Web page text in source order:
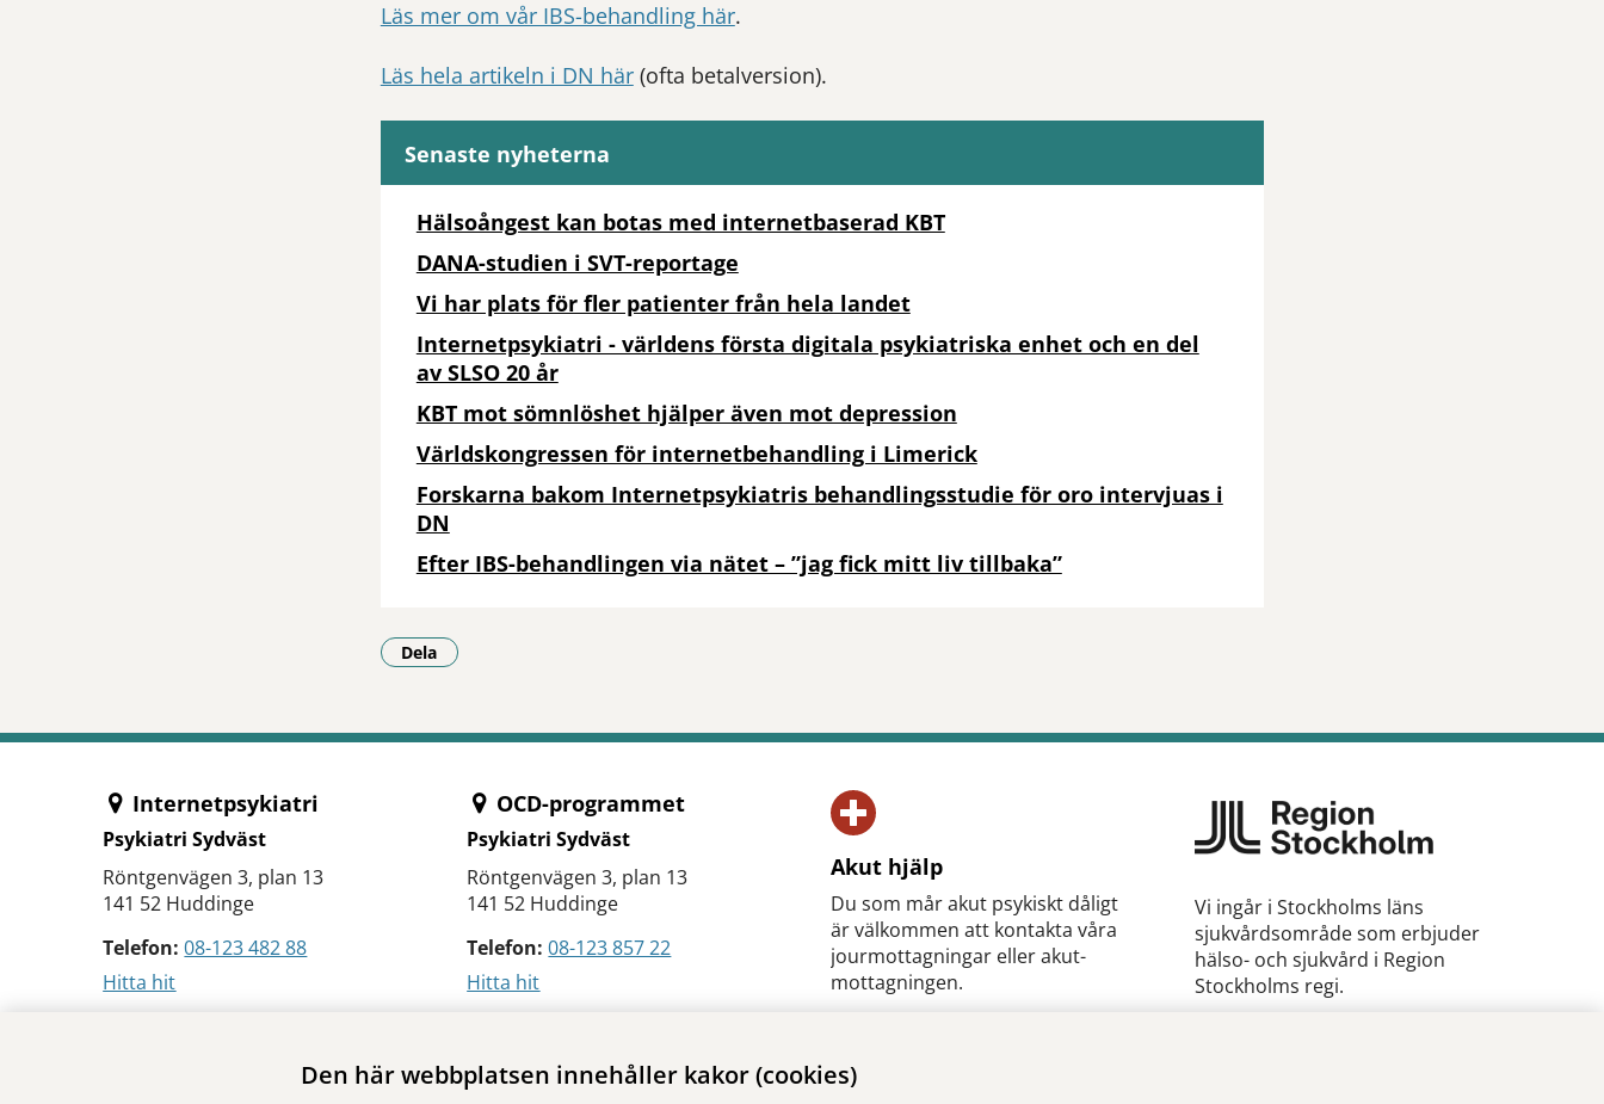
Den här webbplatsen innehåller kakor (cookies)
Läs mer om vår IBS-behandling här.
Läs hela artikeln i DN här(ofta betalversion).
Senaste nyheterna
Hälsoångest kan botas med internetbaserad KBT
DANA-studien i SVT-reportage
Vi har plats för fler patienter från hela landet
Internetpsykiatri - världens första digitala psykiatriska enhet och en del
av SLSO 20 år
KBT mot sömnlöshet hjälper även mot depression
Världskongressen för internetbehandling i Limerick
Forskarna bakom Internetpsykiatris behandlingsstudie för oro intervjuas i
DN
Efter IBS-behandlingen via nätet – ”jag fick mitt liv tillbaka”
Dela
- Klicka för att öppna delningsalternativ.
Internetpsykiatri
Psykiatri Sydväst
Röntgenvägen 3, plan 13
141 52 Huddinge
Telefon: 08-123 482 88
Hitta hit
OCD-programmet
Psykiatri Sydväst
Röntgenvägen 3, plan 13
141 52 Huddinge
Telefon: 08-123 857 22
Hitta hit
Akut hjälp
Du som mår akut psykiskt dåligt
är välkommen att kontakta våra
jourmottagningar eller akut­
mottagningen.
Akut hjälp
Vi ingår i Stockholms läns
sjukvårdsområde som erbjuder
hälso- och sjukvård i Region
Stockholms regi.